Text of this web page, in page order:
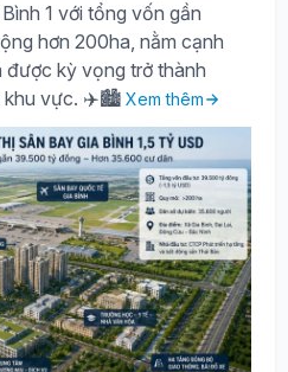
1 với tổng vốn gần
hơn 200ha, nằm cạnh
được kỳ vọng trở thành
khu vực. ✈️🏙️ Xem thêm